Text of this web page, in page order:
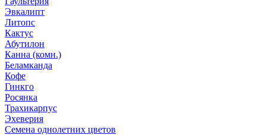
Эвкалипт
Литопс
Кактус
Абутилон
Канна (комн.)
Беламканда
Кофе
Гинкго
Росянка
Трахикарпус
Эхеверия
Семена однолетних цветов